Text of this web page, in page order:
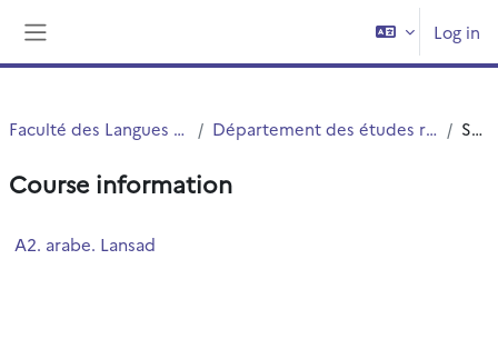
Log in
Faculté des Langues Cultures et Sociétés (FLCS) Département des études romanes, slaves et orientales (ERSO) Summary
Course information
A2. arabe. Lansad